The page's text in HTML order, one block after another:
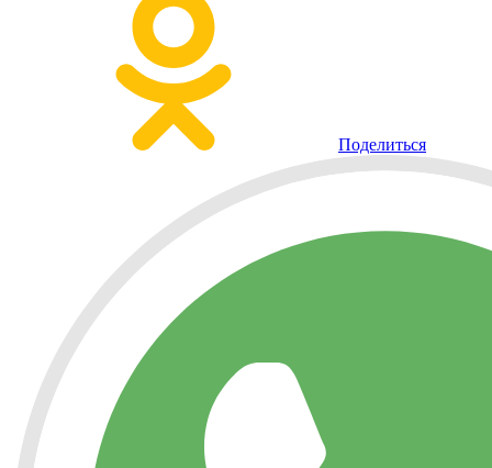
Поделиться